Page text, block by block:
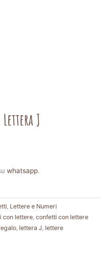
J
whatsapp.
Lettere e Numeri
con lettere confetti con lettere
lettera J lettere